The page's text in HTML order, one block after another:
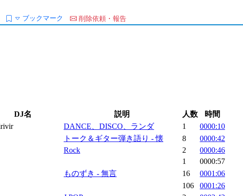
ブックマーク 削除依頼・報告